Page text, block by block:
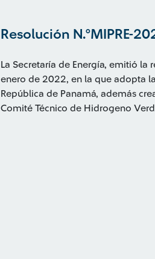
Resolución N.°MIPRE-
La Secretaría de Energía, emitió
enero de 2022, en la que adopta
República de Panamá, además
Comité Técnico de Hidrogeno